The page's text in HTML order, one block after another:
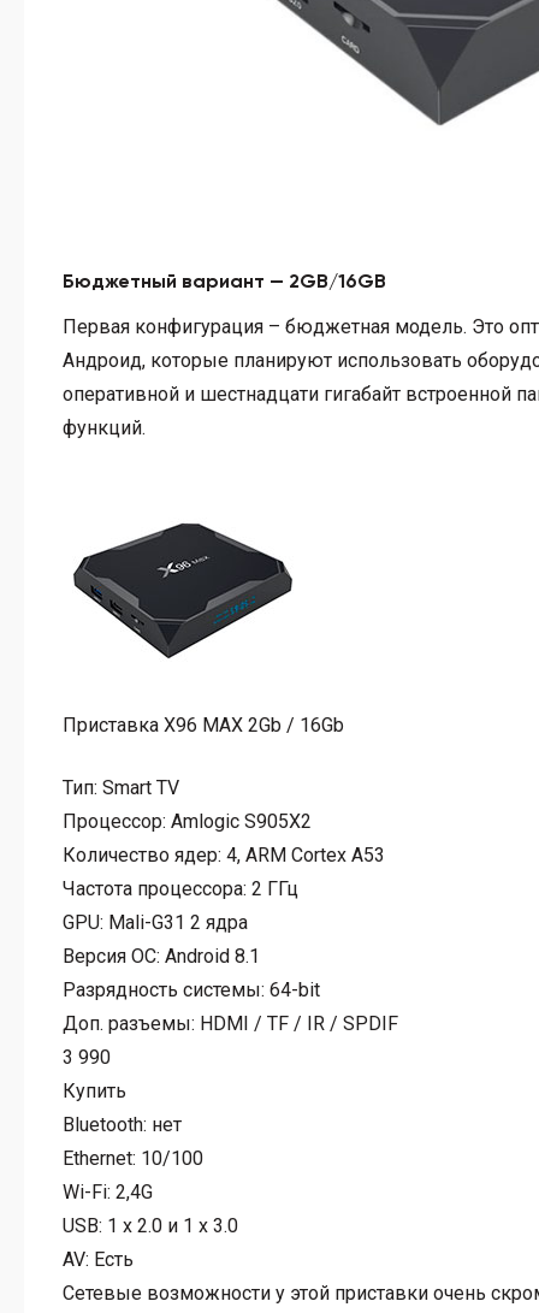
Бюджетный вариант — 2GB/16GB
Первая конфигурация – бюджетная модель. Это
Андроид, которые планируют использовать
оперативной и шестнадцати гигабайт встроенной
функций.
Приставка X96 MAX 2Gb / 16Gb
Тип: Smart TV
Процессор: Amlogic S905X2
Количество ядер: 4, ARM Cortex A53
Частота процессора: 2 ГГц
GPU: Mali-G31 2 ядра
Версия ОС: Android 8.1
Разрядность системы: 64-bit
Доп. разъемы: HDMI / TF / IR / SPDIF
3 990
Купить
Bluetooth: нет
Ethernet: 10/100
Wi-Fi: 2,4G
USB: 1 x 2.0 и 1 x 3.0
AV: Есть
Сетевые возможности у этой приставки очень